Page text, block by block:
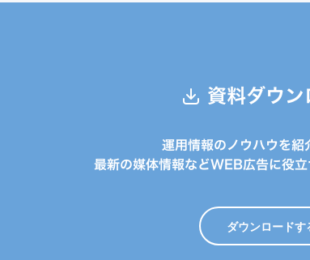
資料ダウン
運用情報のノウハウを紹
最新の媒体情報などWEB広告に役立
ダウンロードす